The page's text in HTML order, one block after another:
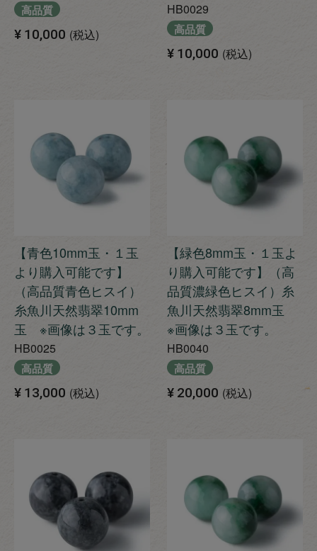
高品質
¥ 10,000 税込
HB0029
高品質
¥ 10,000 税込
【青色10mm玉・１玉
より購入可能です】
（高品質青色ヒスイ）
糸魚川天然翡翠10mm
玉 ※画像は３玉です。
HB0025
高品質
¥ 13,000 税込
【緑色8mm玉・１玉よ
り購入可能です】（高
品質濃緑色ヒスイ）糸
魚川天然翡翠8mm玉
※画像は３玉です。
HB0040
高品質
¥ 20,000 税込